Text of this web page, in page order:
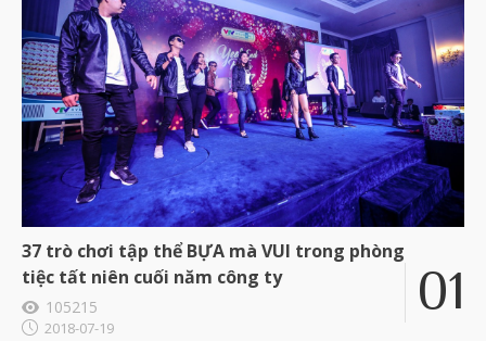
37 trò chơi tập thể BỰA mà VUI trong phòng
tiệc tất niên cuối năm công ty
105215
2018-07-19